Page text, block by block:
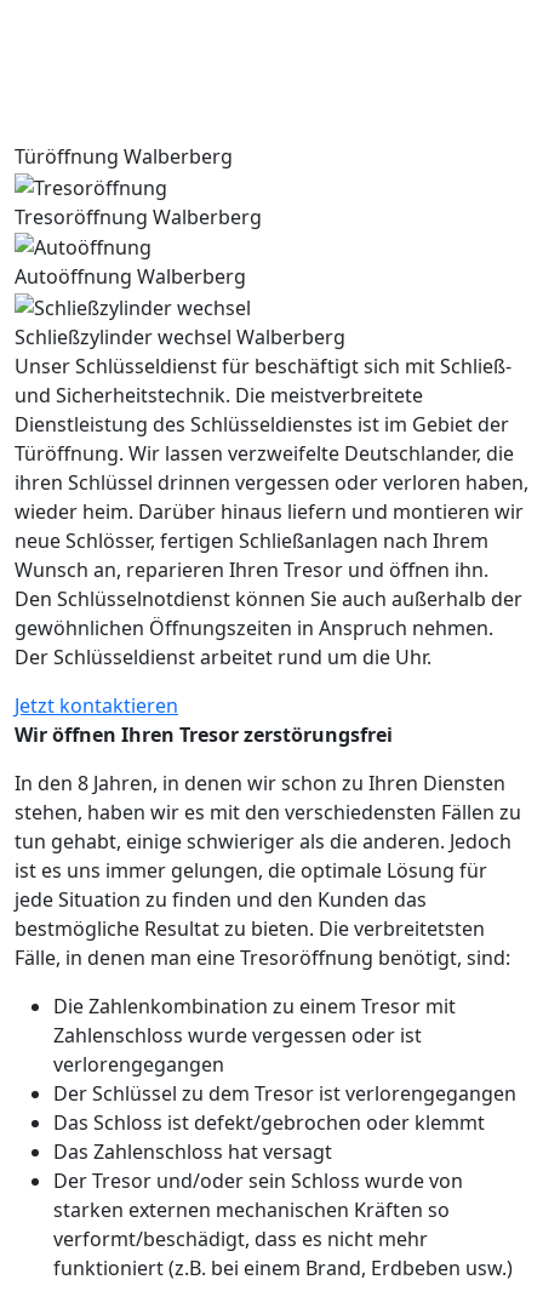
Türöffnung Walberberg
Tresoröffnung Walberberg
Autoöffnung Walberberg
Schließzylinder wechsel Walberberg
Unser Schlüsseldienst für beschäftigt sich mit Schließ-
und Sicherheitstechnik. Die meistverbreitete
Dienstleistung des Schlüsseldienstes ist im Gebiet der
Türöffnung. Wir lassen verzweifelte Deutschlander, die
ihren Schlüssel drinnen vergessen oder verloren haben,
wieder heim. Darüber hinaus liefern und montieren wir
neue Schlösser, fertigen Schließanlagen nach Ihrem
Wunsch an, reparieren Ihren Tresor und öffnen ihn.
Den Schlüsselnotdienst können Sie auch außerhalb der
gewöhnlichen Öffnungszeiten in Anspruch nehmen.
Der Schlüsseldienst arbeitet rund um die Uhr.
Jetzt kontaktieren
Wir öffnen Ihren Tresor zerstörungsfrei
In den 8 Jahren, in denen wir schon zu Ihren Diensten
stehen, haben wir es mit den verschiedensten Fällen zu
tun gehabt, einige schwieriger als die anderen. Jedoch
ist es uns immer gelungen, die optimale Lösung für
jede Situation zu finden und den Kunden das
bestmögliche Resultat zu bieten. Die verbreitetsten
Fälle, in denen man eine Tresoröffnung benötigt, sind:
Die Zahlenkombination zu einem Tresor mit
Zahlenschloss wurde vergessen oder ist
verlorengegangen
Der Schlüssel zu dem Tresor ist verlorengegangen
Das Schloss ist defekt/gebrochen oder klemmt
Das Zahlenschloss hat versagt
Der Tresor und/oder sein Schloss wurde von
starken externen mechanischen Kräften so
verformt/beschädigt, dass es nicht mehr
funktioniert (z.B. bei einem Brand, Erdbeben usw.)